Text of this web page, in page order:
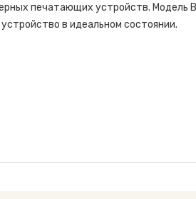
печатающих устройств. Модель
в идеальном состоянии.